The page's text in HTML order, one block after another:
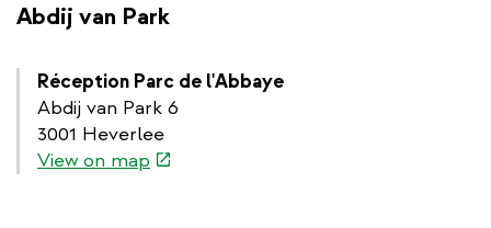
Abdij van Park
Réception Parc de l'Abbaye
Abdij van Park 6
3001 Heverlee
View on map (link